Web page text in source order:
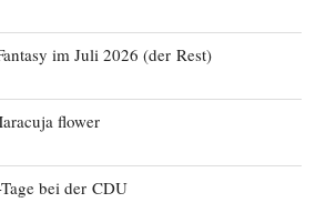
im Juli 2026 (der Rest)
flower
bei der CDU